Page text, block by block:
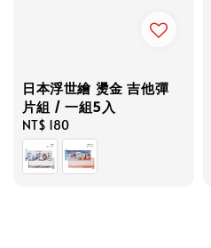
日本浮世繪 燙金 吉他彈
片組 / 一組5入
Regular
price
NT$ 180